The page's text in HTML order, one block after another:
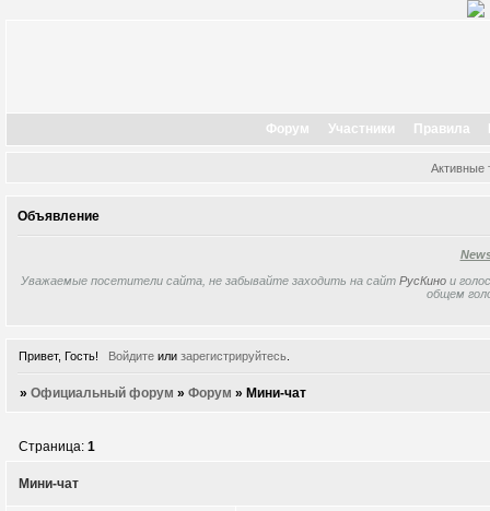
Форум Участники Правила
Активные
Объявление
Уважаемые посетители сайта, не забывайте заходить на сайт РусКино и
общем
Привет, Гость! Войдитеили зарегистрируйтесь.
»Официальный форум »Форум »Мини-чат
Мини-чат
Страница:1